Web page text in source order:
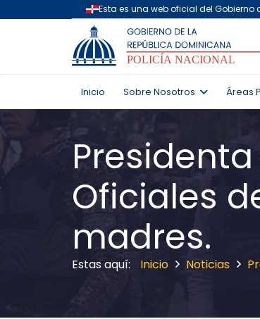
Inicio Sobre Nosotros Áreas
Oficiales
madres.
Inicio Noticias